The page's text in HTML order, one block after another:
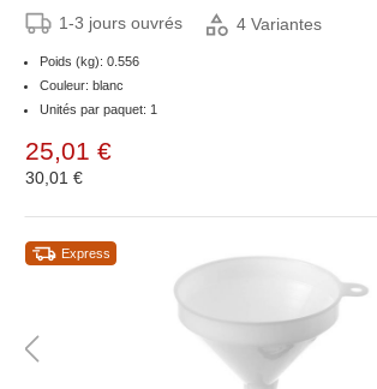
1-3 jours ouvrés 4 Variantes
Poids (kg): 0.556
Couleur: blanc
Unités par paquet: 1
25,01 €
30,01 €
Express